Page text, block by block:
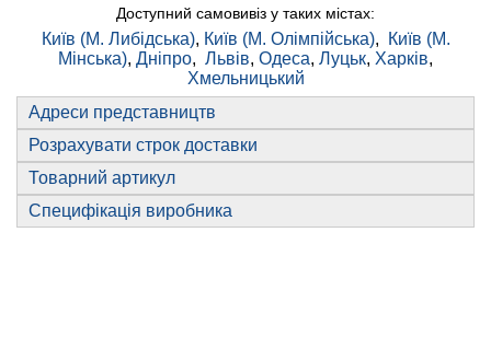
Доступний самовивіз у таких містах:
Київ (М. Либідська), Київ (М. Олімпійська),
Київ (М.
Мінська), Дніпро, Львів, Одеса, Луцьк, Харків,
Хмельницький
Адреси представництв
Розрахувати строк доставки
Товарний артикул
Специфікація виробника